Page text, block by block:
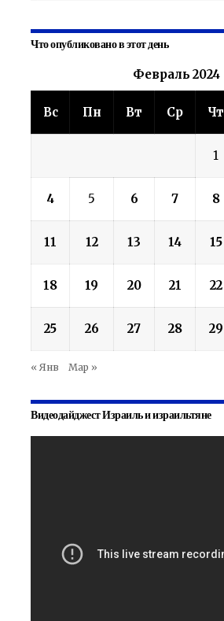
Что опубликовано в этот день
Февраль 2024
Вс Пн Вт Ср Чт
1
4 5 6 7 8
11 12 13 14 15
18 19 20 21 22
25 26 27 28 29
« Янв Мар »
Видеодайджест Израиль и израильтяне